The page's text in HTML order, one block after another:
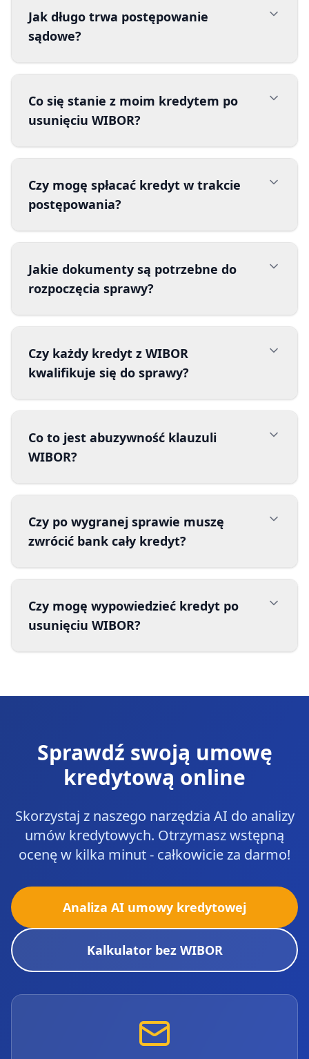
Jak długo trwa postępowanie
sądowe?
Co się stanie z moim kredytem po
usunięciu WIBOR?
Czy mogę spłacać kredyt w trakcie
postępowania?
Jakie dokumenty są potrzebne do
rozpoczęcia sprawy?
Czy każdy kredyt z WIBOR
kwalifikuje się do sprawy?
Co to jest abuzywność klauzuli
WIBOR?
Czy po wygranej sprawie muszę
zwrócić bank cały kredyt?
Czy mogę wypowiedzieć kredyt po
usunięciu WIBOR?
Sprawdź swoją umowę
kredytową online
Skorzystaj z naszego narzędzia AI do analizy
umów kredytowych. Otrzymasz wstępną
ocenę w kilka minut - całkowicie za darmo!
Analiza AI umowy kredytowej
Kalkulator bez WIBOR